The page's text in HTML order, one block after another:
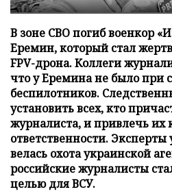
В зоне СВО погиб военкор
Еремин, который стал
FPV-дрона. Коллеги
что у Еремина не было при
беспилотников.
установить всех, кто
журналиста, и привлечь их
ответственности.
велась охота украинской
российские журналисты
целью для ВСУ.